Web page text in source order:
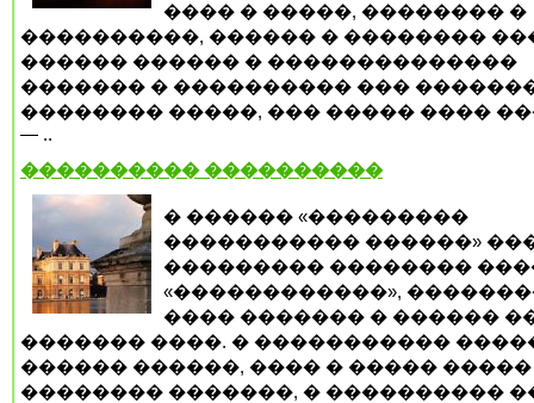
���� � �����, �������� �
����������, ������ � ��������
������ ������ � ��������������
������� � ���������� ���
�������� �����, ��� ����� ����
— ..
���������� ����������
� ������ «���������
����������� ������»
��������� ��������
«������������»,
���� ������� � ������
������� ����. � �����������
������ ������, ���� � ����� �����
�������� �������, � ����������